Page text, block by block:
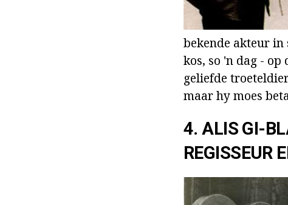
bekende akteur in
kos, so 'n dag -
geliefde
maar hy moes
4. ALIS GI-
REGISSEUR